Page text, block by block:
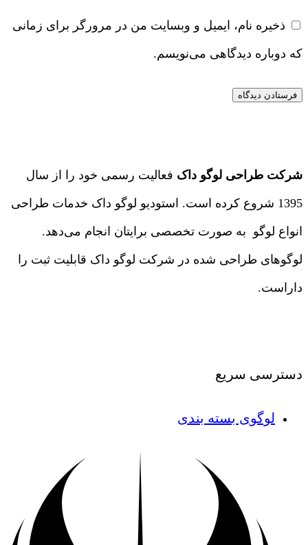
ذخیره نام، ایمیل و وبسایت من در مرورگر برای زمانی
که دوباره دیدگاهی می‌نویسم.
شرکت طراحی لوگو داک فعالیت رسمی خود را از سال
1395 شروع کرده است. استودیو لوگو داک خدمات طراحی
انواع لوگو به صورت تخصصی برایتان انجام می‌دهد.
لوگوهای طراحی شده در شرکت لوگو داک قابلیت ثبت را
داراست.
دسترسی سریع
لوگوی بسته بندی